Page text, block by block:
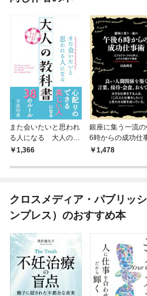
また会いたいと思われ
る人になる 大人の教
科書1,366
銀座に集う一流の
6時からの成功仕
1,478
クロスメディア・パブリッ
ンプレス）のおすすめ本